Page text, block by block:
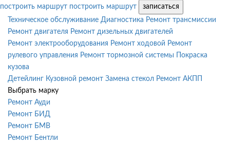
построить маршрут построить маршрут
записаться
Техническое обслуживание Диагностика Ремонт трансмиссии
Ремонт двигателя Ремонт дизельных двигателей
Ремонт электрооборудования Ремонт ходовой Ремонт
рулевого управления Ремонт тормозной системы
Покраска
кузова
Детейлинг Кузовной ремонт Замена стекол Ремонт АКПП
Выбрать марку
Ремонт Ауди
Ремонт БИД
Ремонт БМВ
Ремонт Бентли